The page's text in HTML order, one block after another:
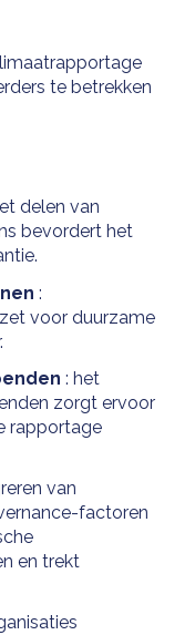
te betrekken
delen van
bevordert het
:
voor duurzame
: het
zorgt ervoor
rapportage
van
factoren
en trekt